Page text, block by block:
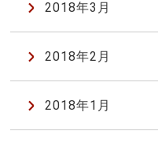
2018年3月
2018年2月
2018年1月